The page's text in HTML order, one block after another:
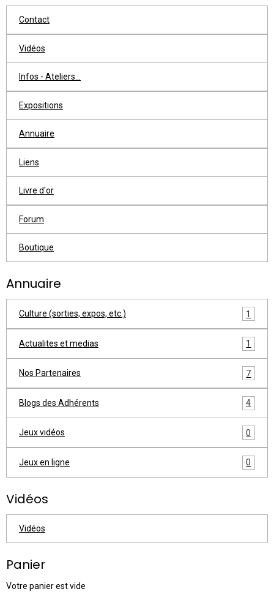
Contact
Vidéos
Infos - Ateliers...
Expositions
Annuaire
Liens
Livre d'or
Forum
Boutique
Annuaire
Culture (sorties, expos, etc.) 1
Actualites et medias 1
Nos Partenaires 7
Blogs des Adhérents 4
Jeux vidéos 0
Jeux en ligne 0
Vidéos
Vidéos
Panier
Votre panier est vide